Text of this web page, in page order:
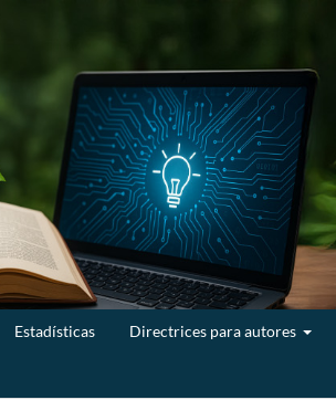
Estadísticas Directrices para autores